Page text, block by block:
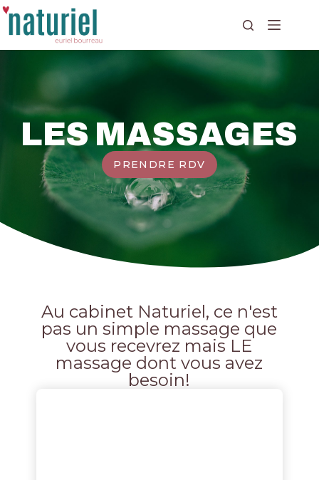
LES MASSAGES
PRENDRE RDV
Au cabinet Naturiel, ce n'est
pas un simple massage que
vous recevrez mais LE
massage dont vous avez
besoin!